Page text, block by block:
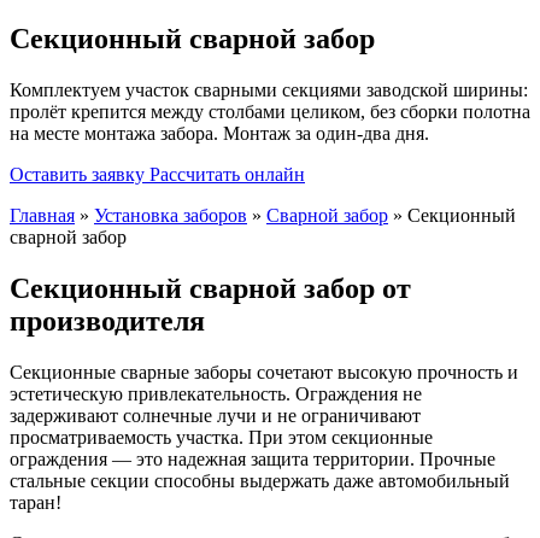
Секционный сварной забор
Комплектуем участок сварными секциями заводской ширины:
пролёт крепится между столбами целиком, без сборки полотна
на месте монтажа забора. Монтаж за один-два дня.
Оставить заявку Рассчитать онлайн
Главная » Установка заборов » Сварной забор » Секционный
сварной забор
Секционный сварной забор от
производителя
Секционные сварные заборы сочетают высокую прочность и
эстетическую привлекательность. Ограждения не
задерживают солнечные лучи и не ограничивают
просматриваемость участка. При этом секционные
ограждения — это надежная защита территории. Прочные
стальные секции способны выдержать даже автомобильный
таран!